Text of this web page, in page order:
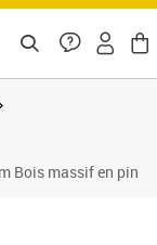
Bois massif en pin